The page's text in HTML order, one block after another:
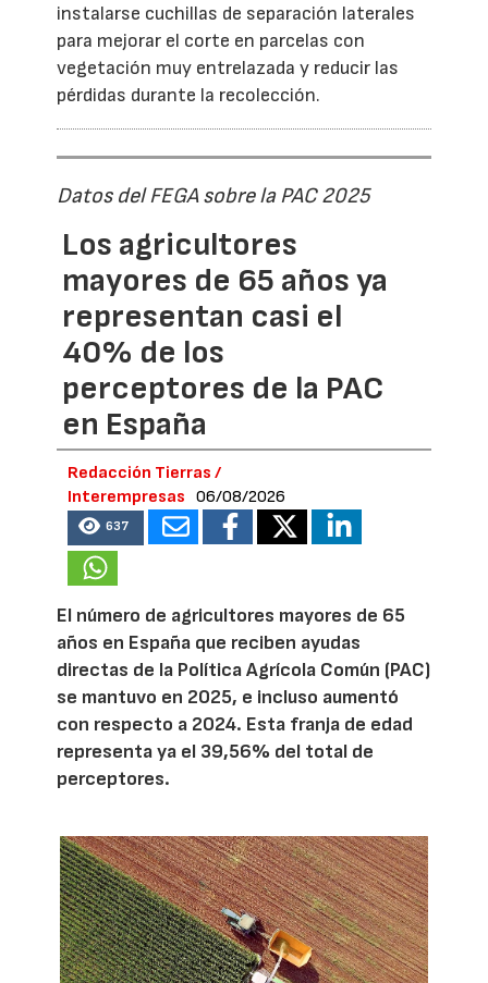
instalarse cuchillas de separación laterales
para mejorar el corte en parcelas con
vegetación muy entrelazada y reducir las
pérdidas durante la recolección.
Datos del FEGA sobre la PAC 2025
Los agricultores
mayores de 65 años ya
representan casi el
40% de los
perceptores de la PAC
en España
Redacción Tierras /
Interempresas
06/08/2026
637
El número de agricultores mayores de 65
años en España que reciben ayudas
directas de la Política Agrícola Común (PAC)
se mantuvo en 2025, e incluso aumentó
con respecto a 2024. Esta franja de edad
representa ya el 39,56% del total de
perceptores.